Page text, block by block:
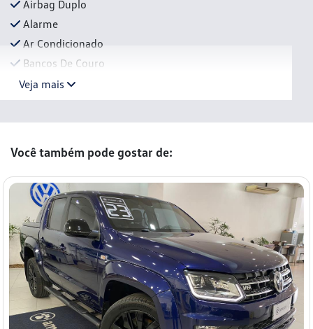
Airbag Duplo
Alarme
Ar Condicionado
Bancos De Couro
Veja mais
Você também pode gostar de: